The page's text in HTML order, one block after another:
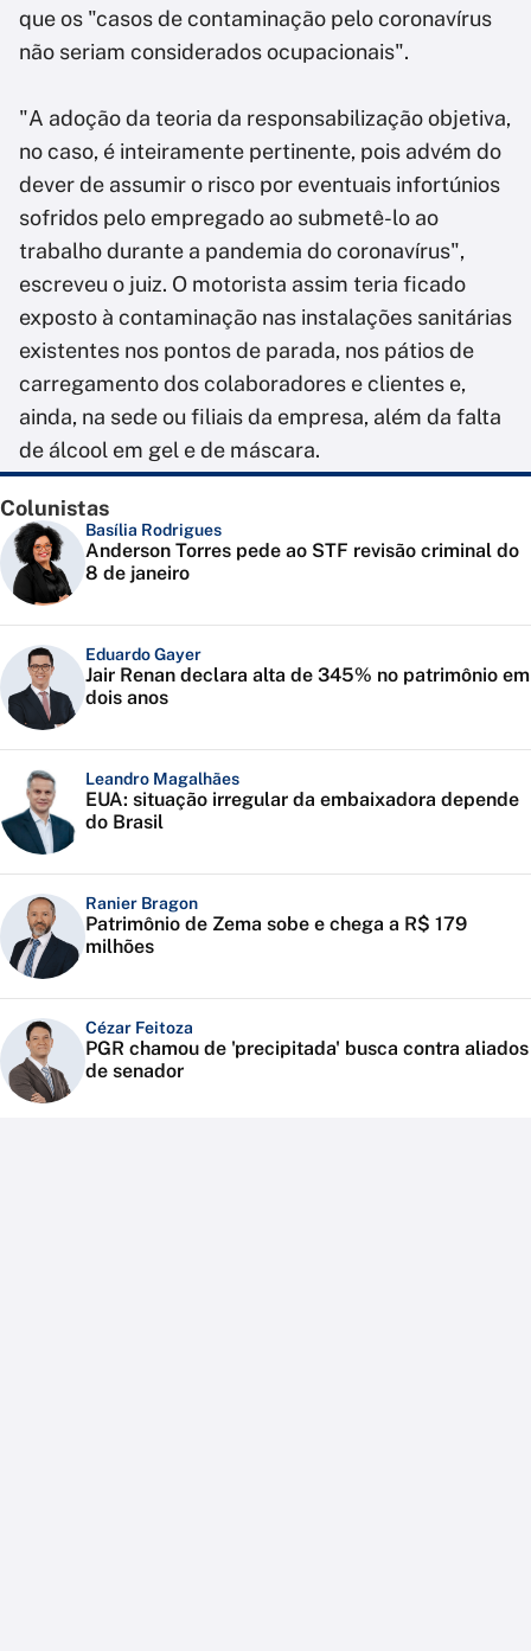
que os "casos de contaminação pelo coronavírus
não seriam considerados ocupacionais".
"A adoção da teoria da responsabilização objetiva,
no caso, é inteiramente pertinente, pois advém do
dever de assumir o risco por eventuais infortúnios
sofridos pelo empregado ao submetê-lo ao
trabalho durante a pandemia do coronavírus",
escreveu o juiz. O motorista assim teria ficado
exposto à contaminação nas instalações sanitárias
existentes nos pontos de parada, nos pátios de
carregamento dos colaboradores e clientes e,
ainda, na sede ou filiais da empresa, além da falta
de álcool em gel e de máscara.
Colunistas
Basília Rodrigues
Anderson Torres pede ao STF revisão criminal do
8 de janeiro
Eduardo Gayer
Jair Renan declara alta de 345% no patrimônio em
dois anos
Leandro Magalhães
EUA: situação irregular da embaixadora depende
do Brasil
Ranier Bragon
Patrimônio de Zema sobe e chega a R$ 179
milhões
Cézar Feitoza
PGR chamou de 'precipitada' busca contra aliados
de senador